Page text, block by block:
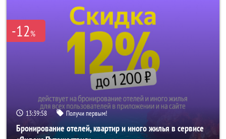
-12%
13:39:56 Получи первым!
Бронирование отелей, квартир и иного жилья в сервисе